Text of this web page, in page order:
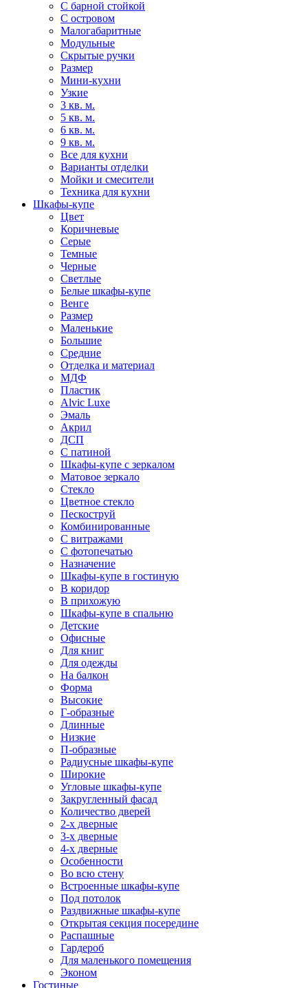
С барной стойкой
С островом
Малогабаритные
Модульные
Скрытые ручки
Размер
Мини-кухни
Узкие
3 кв. м.
5 кв. м.
6 кв. м.
9 кв. м.
Все для кухни
Варианты отделки
Мойки и смесители
Техника для кухни
Шкафы-купе
Цвет
Коричневые
Серые
Темные
Черные
Светлые
Белые шкафы-купе
Венге
Размер
Маленькие
Большие
Средние
Отделка и материал
МДФ
Пластик
Alvic Luxe
Эмаль
Акрил
ДСП
С патиной
Шкафы-купе с зеркалом
Матовое зеркало
Стекло
Цветное стекло
Пескоструй
Комбинированные
С витражами
С фотопечатью
Назначение
Шкафы-купе в гостиную
В коридор
В прихожую
Шкафы-купе в спальню
Детские
Офисные
Для книг
Для одежды
На балкон
Форма
Высокие
Г-образные
Длинные
Низкие
П-образные
Радиусные шкафы-купе
Широкие
Угловые шкафы-купе
Закругленный фасад
Количество дверей
2-х дверные
3-х дверные
4-х дверные
Особенности
Во всю стену
Встроенные шкафы-купе
Под потолок
Раздвижные шкафы-купе
Открытая секция посередине
Распашные
Гардероб
Для маленького помещения
Эконом
Гостиные